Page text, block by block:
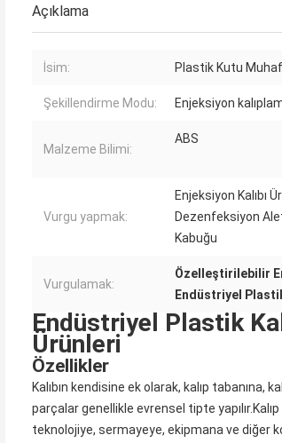
Açıklama
İsim: Plastik Kutu
Şekillendirme Modu: Enjeksiyon
Malzeme Bilimi:
ABS
Vurgu yapmak:
Enjeksiyon Kalıbı
Dezenfeksiyon
Kabuğu
Vurgulamak:
Özelleştirilebilir
Endüstriyel
Endüstriyel Plastik
Ürünleri
Özellikler
Kalıbın kendisine ek olarak, kalıp tabanına,
parçalar genellikle evrensel tipte
teknolojiye, sermayeye, ekipmana ve diğer